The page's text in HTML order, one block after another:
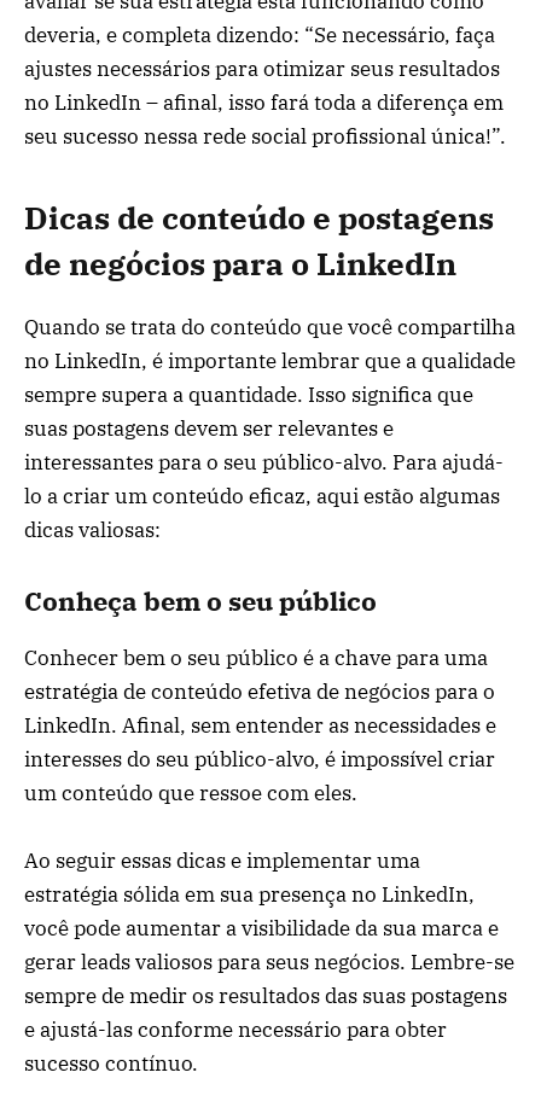
deveria, e completa dizendo: “Se necessário, faça
ajustes necessários para otimizar seus resultados
no LinkedIn – afinal, isso fará toda a diferença em
seu sucesso nessa rede social profissional única!”.
Dicas de conteúdo e postagens
de negócios para o LinkedIn
Quando se trata do conteúdo que você compartilha
no LinkedIn, é importante lembrar que a qualidade
sempre supera a quantidade. Isso significa que
suas postagens devem ser relevantes e
interessantes para o seu público-alvo. Para ajudá-
lo a criar um conteúdo eficaz, aqui estão algumas
dicas valiosas:
Conheça bem o seu público
Conhecer bem o seu público é a chave para uma
estratégia de conteúdo efetiva de negócios para o
LinkedIn. Afinal, sem entender as necessidades e
interesses do seu público-alvo, é impossível criar
um conteúdo que ressoe com eles.
Ao seguir essas dicas e implementar uma
estratégia sólida em sua presença no LinkedIn,
você pode aumentar a visibilidade da sua marca e
gerar leads valiosos para seus negócios. Lembre-se
sempre de medir os resultados das suas postagens
e ajustá-las conforme necessário para obter
sucesso contínuo.